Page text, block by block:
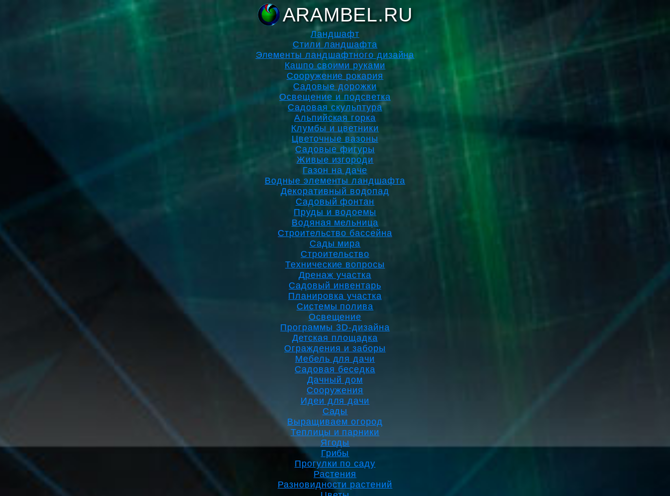
ARAMBEL.RU
Ландшафт
Стили ландшафта
Элементы ландшафтного дизайна
Кашпо своими руками
Сооружение рокария
Садовые дорожки
Освещение и подсветка
Садовая скульптура
Альпийская горка
Клумбы и цветники
Цветочные вазоны
Садовые фигуры
Живые изгороди
Газон на даче
Водные элементы ландшафта
Декоративный водопад
Садовый фонтан
Пруды и водоемы
Водяная мельница
Строительство бассейна
Сады мира
Строительство
Технические вопросы
Дренаж участка
Садовый инвентарь
Планировка участка
Системы полива
Освещение
Программы 3D-дизайна
Детская площадка
Ограждения и заборы
Мебель для дачи
Садовая беседка
Дачный дом
Сооружения
Идеи для дачи
Сады
Выращиваем огород
Теплицы и парники
Ягоды
Грибы
Прогулки по саду
Растения
Разновидности растений